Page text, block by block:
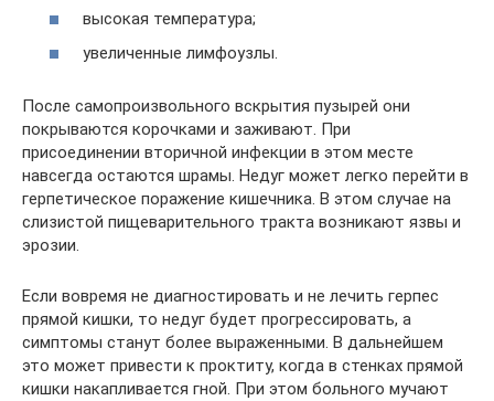
высокая температура;
увеличенные лимфоузлы.
После самопроизвольного вскрытия пузырей они
покрываются корочками и заживают. При
присоединении вторичной инфекции в этом месте
навсегда остаются шрамы. Недуг может легко перейти в
герпетическое поражение кишечника. В этом случае на
слизистой пищеварительного тракта возникают язвы и
эрозии.
Если вовремя не диагностировать и не лечить герпес
прямой кишки, то недуг будет прогрессировать, а
симптомы станут более выраженными. В дальнейшем
это может привести к проктиту, когда в стенках прямой
кишки накапливается гной. При этом больного мучают